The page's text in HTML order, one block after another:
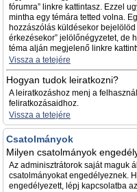
fórumra” linkre kattintasz. Ezzel
mintha egy témára tetted volna.
hozzászólás küldésekor
érkezésekor” jelölőnégyzetet, de
téma alján megjelenő linkre
Vissza a tetejére
Hogyan tudok leiratkozni?
A leiratkozáshoz menj a
feliratkozásaidhoz.
Vissza a tetejére
Csatolmányok
Milyen csatolmányok
Az adminisztrátorok saját maguk
csatolmányokat engedélyeznek.
engedélyezett, lépj kapcsolatba